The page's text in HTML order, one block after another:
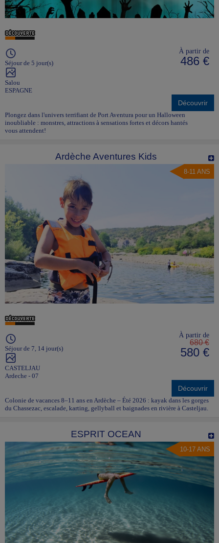
Séjour de 5 jour(s)
Salou
ESPAGNE
À partir de
486 €
Découvrir
Plongez dans l'univers terrifiant de Port Aventura pour un Halloween
inoubliable : monstres, attractions à sensations fortes et décors hantés
vous attendent!
Ardèche Aventures Kids
8-11 ANS
Séjour de 7, 14 jour(s)
CASTELJAU
Ardeche - 07
À partir de
680 €
580 €
Découvrir
Colonie de vacances 8–11 ans en Ardèche – Été 2026 : kayak dans les gorges
du Chassezac, escalade, karting, gellyball et baignades en rivière à Casteljau.
ESPRIT OCEAN
10-17 ANS